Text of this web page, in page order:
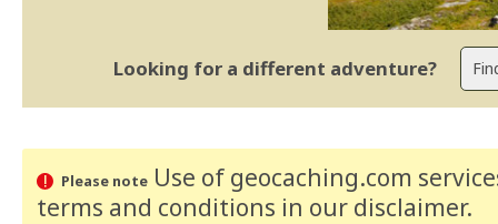
Looking for a different adventure?
Please noteUse of geocaching.com
terms and conditions in our disclaimer.